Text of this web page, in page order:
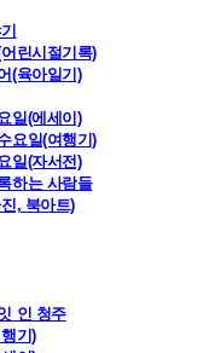
린시절기록)
(육아일기)
일(에세이)
요일(여행기)
일(자서전)
하는 사람들
, 북아트)
인 청주
기)